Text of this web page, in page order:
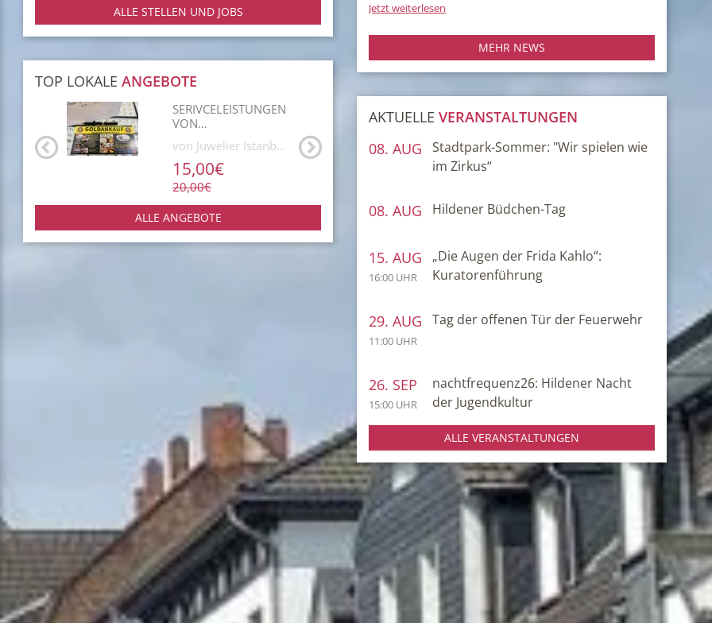
ALLE STELLEN UND JOBS
TOP LOKALE ANGEBOTE
BILDERRAHMEN
von Euroshop
1,30€
BILDERRAHMEN
1,30€
ALLE ANGEBOTE
Jetzt weiterlesen
MEHR NEWS
AKTUELLE VERANSTALTUNGEN
08. AUG
Stadtpark-Sommer: "Wir spielen wie
im Zirkus“
08. AUG Hildener Büdchen-Tag
15. AUG
16:00 UHR
„Die Augen der Frida Kahlo“:
Kuratorenführung
29. AUG
11:00 UHR
Tag der offenen Tür der Feuerwehr
26. SEP
15:00 UHR
nachtfrequenz26: Hildener Nacht
der Jugendkultur
ALLE VERANSTALTUNGEN